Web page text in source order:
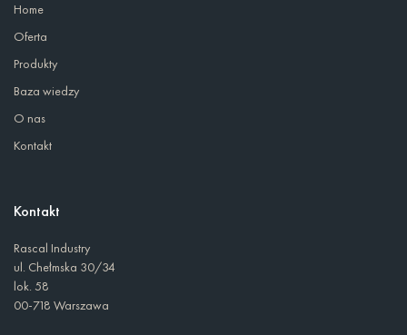
Home
Oferta
Produkty
Baza wiedzy
O nas
Kontakt
Kontakt
Rascal Industry
ul. Chełmska 30/34
lok. 58
00-718 Warszawa